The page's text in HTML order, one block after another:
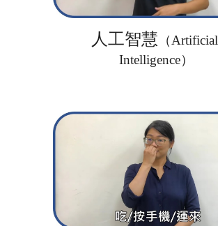
人工智慧 （Artificial
Intelligence）